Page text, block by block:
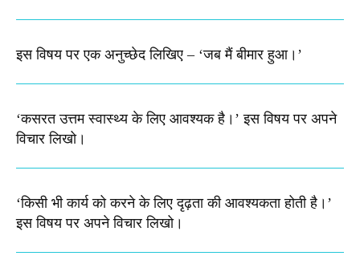
इस विषय पर एक अनुच्छेद लिखिए – ‘जब मैं बीमार हुआ।’
‘कसरत उत्तम स्वास्थ्य के लिए आवश्यक है।’ इस विषय पर अपने
विचार लिखो।
‘किसी भी कार्य को करने के लिए दृढ़ता की आवश्यकता होती है।’
इस विषय पर अपने विचार लिखो।